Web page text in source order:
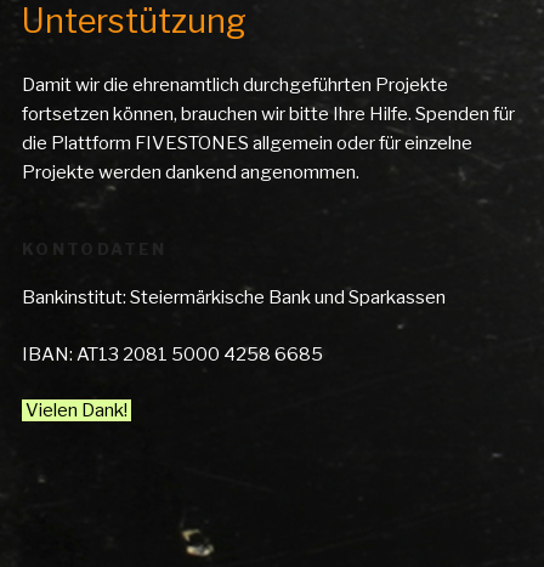
Unterstützung
Damit wir die ehrenamtlich durchgeführten Projekte
fortsetzen können, brauchen wir bitte Ihre Hilfe. Spenden für
die Plattform FIVESTONES allgemein oder für einzelne
Projekte werden dankend angenommen.
KONTODATEN
Bankinstitut: Steiermärkische Bank und Sparkassen
IBAN: AT13 2081 5000 4258 6685
Vielen Dank!